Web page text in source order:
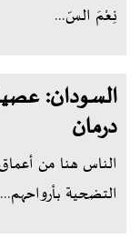
نِعْمَ السّ...
السودان:
درمان
الناس هنا من
التضحية بأرواحهم...